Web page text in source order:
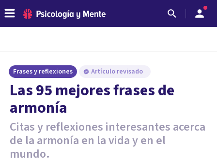
Frases y reflexiones Artículo revisado
Las 95 mejores frases de
armonía
Citas y reflexiones interesantes acerca
de la armonía en la vida y en el
mundo.